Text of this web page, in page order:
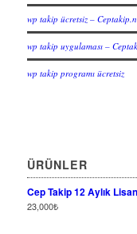
wp takip ücretsiz –
wp takip uygulaması –
wp takip programı ücretsiz
ÜRÜNLER
Cep Takip 12 Aylık
23,000₺